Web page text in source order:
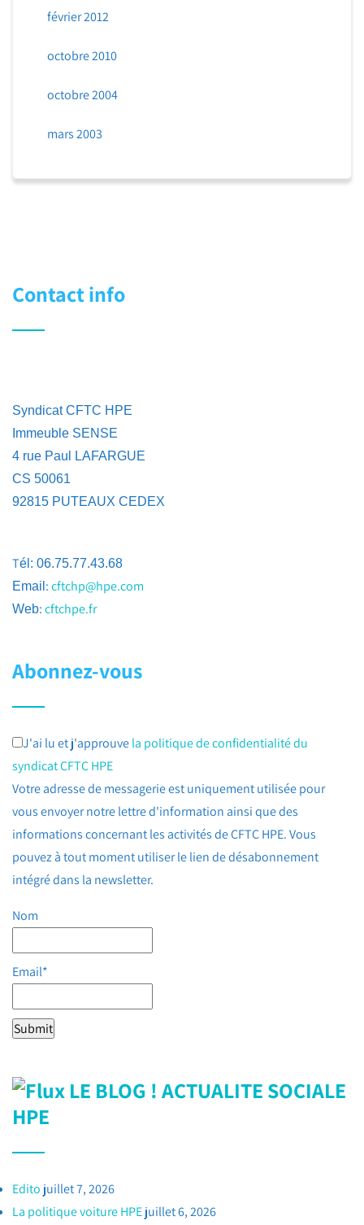
février 2012
octobre 2010
octobre 2004
mars 2003
Contact info
Syndicat CFTC HPE
Immeuble SENSE
4 rue Paul LAFARGUE
CS 50061
92815 PUTEAUX CEDEX
Tél: 06.75.77.43.68
Email :cftchp@hpe.com
Web:cftchpe.fr
Abonnez-vous
J'ai lu et j'approuvela politique de confidentialité du
syndicat CFTC HPE
Votre adresse de messagerie est uniquement utilisée pour
vous envoyer notre lettre d'information ainsi que des
informations concernant les activités de CFTC HPE. Vous
pouvez à tout moment utiliser le lien de désabonnement
intégré dans la newsletter.
Nom
Email*
LE BLOG ! ACTUALITE SOCIALE
HPE
Edito juillet 7, 2026
La politique voiture HPEjuillet 6, 2026